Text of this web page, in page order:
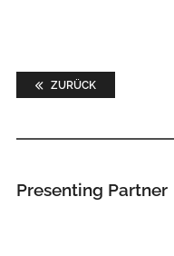
ZURÜCK
Presenting Partner